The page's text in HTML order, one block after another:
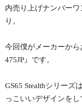
内売り上げナンバー
り。
今回僕がメーカーから
475JP』です。
GS65 Stealthシリーズ
っこいいデザインを